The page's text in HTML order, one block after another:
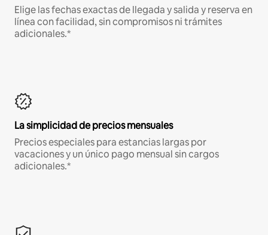
Elige las fechas exactas de llegada y salida y reserva en
línea con facilidad, sin compromisos ni trámites
adicionales.*
La simplicidad de precios mensuales
Precios especiales para estancias largas por
vacaciones y un único pago mensual sin cargos
adicionales.*